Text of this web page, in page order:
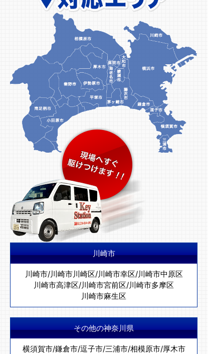
川崎市
川崎市/川崎市川崎区/川崎市幸区/川崎市中原区
川崎市高津区/川崎市宮前区/川崎市多摩区
川崎市麻生区
その他の神奈川県
横須賀市/鎌倉市/逗子市/三浦市/相模原市/厚木市